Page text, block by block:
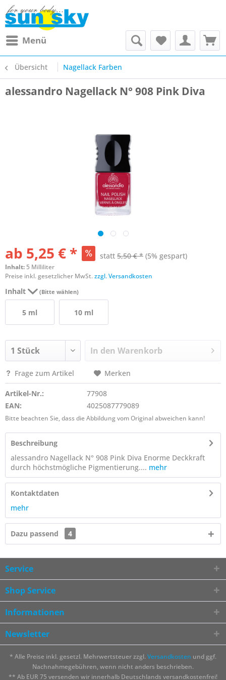
Menü
Übersicht Nagellack Farben
alessandro Nagellack N° 908 Pink Diva
ab 5,25 € * statt 5,50 € * (5% gespart)
Inhalt: 5 Milliliter
Preise inkl. gesetzlicher MwSt.zzgl. Versandkosten
Inhalt (Bitte wählen)
5 ml 10 ml
In den Warenkorb
Frage zum Artikel Merken
Artikel-Nr.:
77908
EAN:
4025087779089
Bitte beachten Sie, dass die Abbildung vom Original abweichen kann!
Beschreibung
alessandro Nagellack N° 908 Pink Diva Enorme Deckkraft
durch höchstmögliche Pigmentierung.... mehr
Kontaktdaten
mehr
Dazu passend 4
Service
Shop Service
Informationen
Newsletter
* Alle Preise inkl. gesetzl. Mehrwertsteuer zzgl. Versandkosten und ggf.
Nachnahmegebühren, wenn nicht anders beschrieben.
** Ab EUR 75 versenden wir innerhalb Deutschlands versandkostenfrei!